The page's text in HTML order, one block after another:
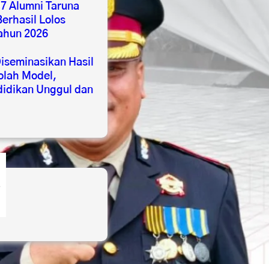
Alumni Taruna
Lolos
2026
Hasil
Model,
Unggul dan